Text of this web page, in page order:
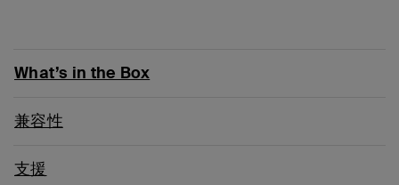
What’s in the Box
兼容性
支援